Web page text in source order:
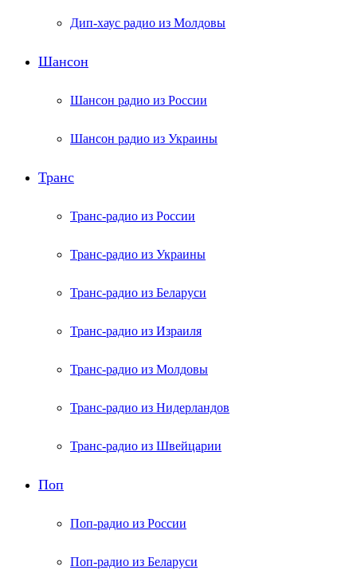
Дип-хаус радио из Молдовы
Шансон
Шансон радио из России
Шансон радио из Украины
Транс
Транс-радио из России
Транс-радио из Украины
Транс-радио из Беларуси
Транс-радио из Израиля
Транс-радио из Молдовы
Транс-радио из Нидерландов
Транс-радио из Швейцарии
Поп
Поп-радио из России
Поп-радио из Беларуси